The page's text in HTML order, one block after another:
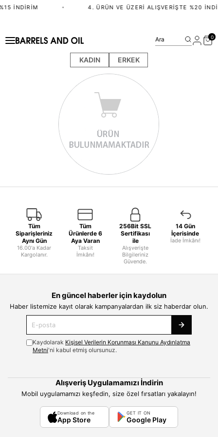
İNDIRIM • 4. ÜRÜN VE ÜZERI ALIŞVERIŞTE %20
KADIN ERKEK
Ara 0
Tüm
Siparişleriniz
Aynı Gün
16.00'a Kadar
Kargolanır.
Tüm
Ürünlerde 6
Aya Varan
Taksit
İmkânı!
256Bit SSL
Sertifikası
ile
Alışverişte
Bilgileriniz
Güvende.
14 Gün
İçerisinde
İade İmkânı!
En güncel haberler için kaydolun
Haber listemize kayıt olarak kampanyalardan ilk siz haberdar olun.
Kaydolarak Kişisel Verilerin Korunması Kanunu Aydınlatma
Metni'ni kabul etmiş olursunuz.
Alışveriş Uygulamamızı İndirin
Mobil uygulamamızı keşfedin, size özel fırsatları yakalayın!
Download on the
App Store
GET IT ON
Google Play